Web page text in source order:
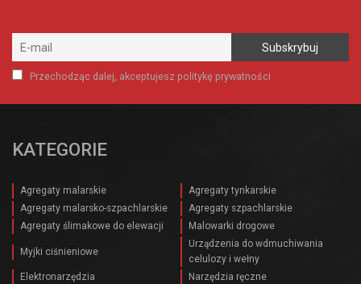
Przechodząc dalej, akceptujesz politykę prywatności
KATEGORIE
Agregaty malarskie
Agregaty tynkarskie
Agregaty malarsko-szpachlarskie
Agregaty szpachlarskie
Agregaty ślimakowe do elewacji
Malowarki drogowe
Myjki ciśnieniowe
Urządzenia do wdmuchiwania
celulozy i wełny
Elektronarzędzia
Narzędzia ręczne